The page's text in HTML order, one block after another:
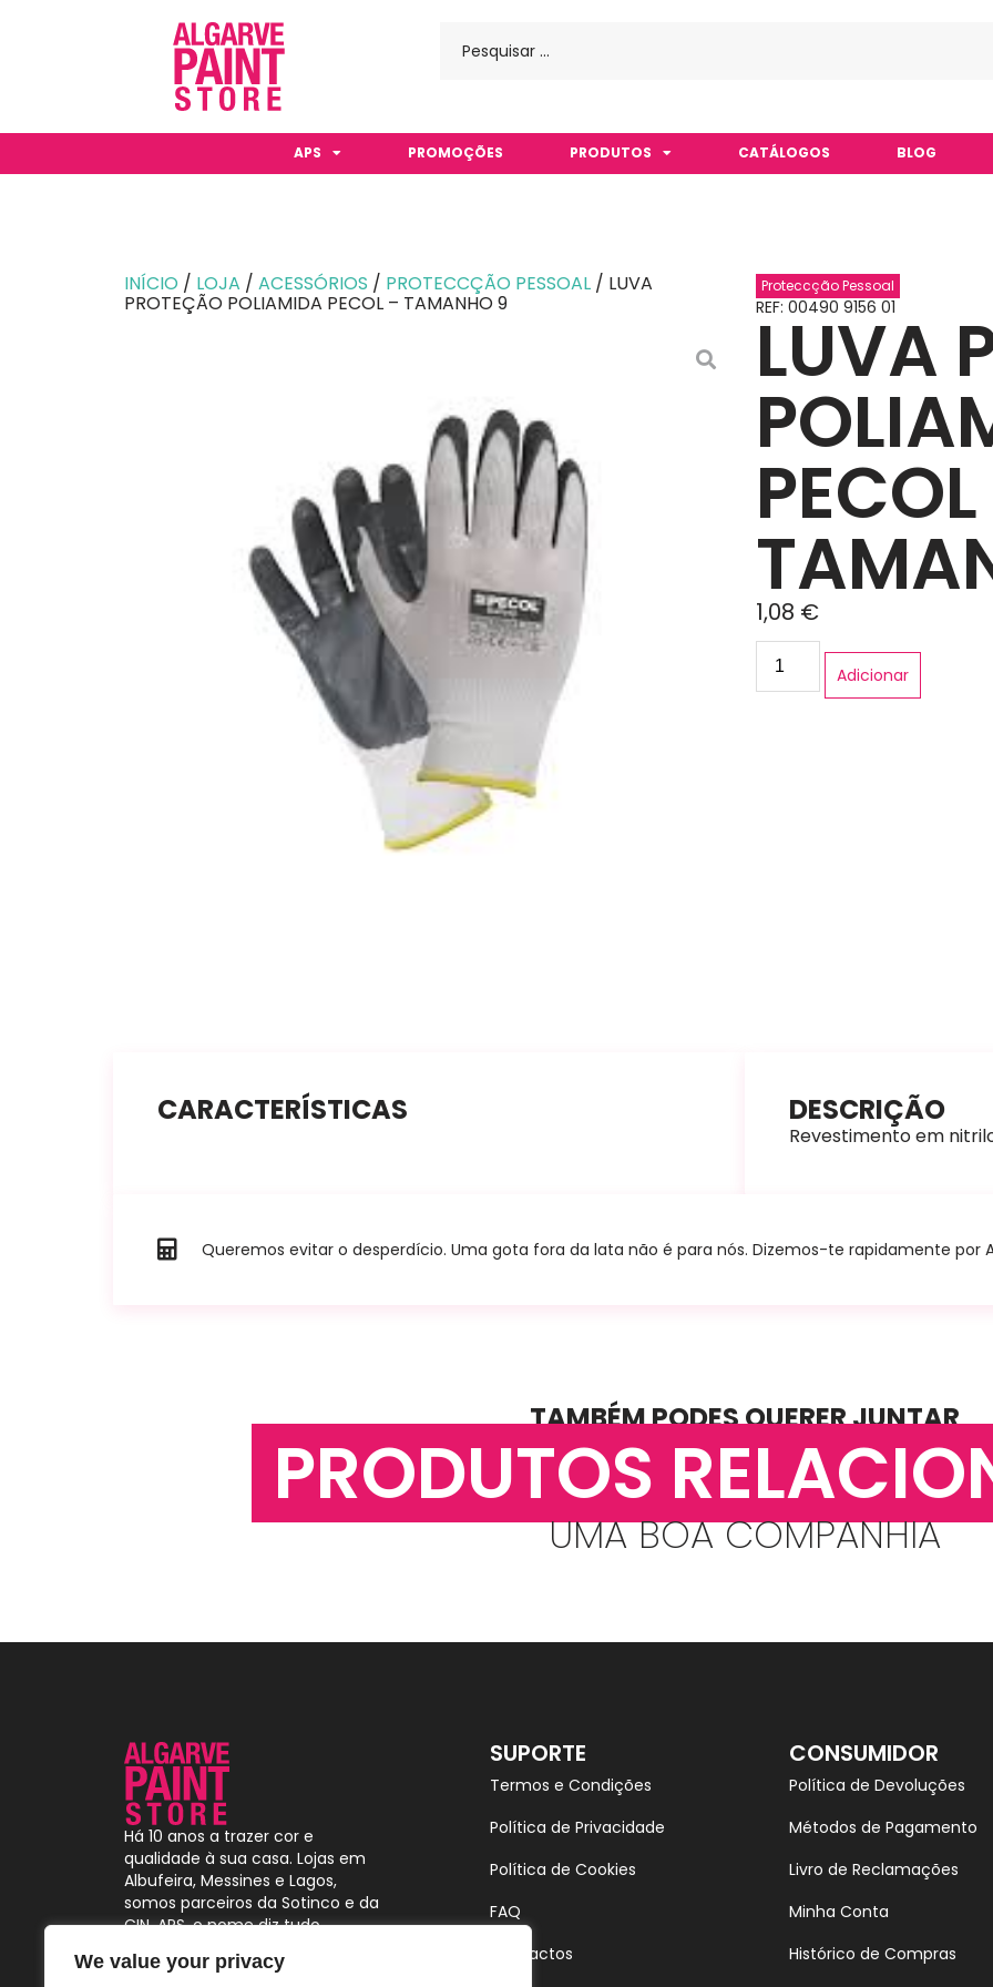
We value your privacy
APS PROMOÇÕES PRODUTOS CATÁLOGOS BLOG
INÍCIO / LOJA / ACESSÓRIOS / PROTECCÇÃO PESSOAL / LUVA
PROTEÇÃO POLIAMIDA PECOL – TAMANHO 9
Proteccção Pessoal
REF: 00490 9156 01
LUVA
1,08 €
Adicionar
CARACTERÍSTICAS DESCRIÇÃO
Revestimento em
Queremos evitar o desperdício. Uma gota fora da lata não é para nós. Dizemos-te rapidamente por
TAMBÉM PODES QUERER JUNTAR
PRODUTOS
UMA BOA COMPANHIA
Há 10 anos a trazer cor e
qualidade à sua casa. Lojas em
Albufeira, Messines e Lagos,
somos parceiros da Sotinco e da
CIN. APS, o nome diz tudo.
SUPORTE
Termos e Condições
Política de Privacidade
Política de Cookies
FAQ
Contactos
CONSUMIDOR
Política de Devoluções
Métodos de Pagamento
Livro de Reclamações
Minha Conta
Histórico de Compras